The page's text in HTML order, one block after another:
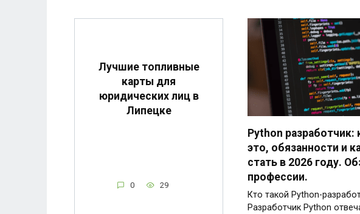
Лучшие топливные
карты для
юридических лиц в
Липецке
0 29
Python разработчик:
это, обязанности и
стать в 2026 году.
профессии.
Кто такой Python-
Разработчик Python